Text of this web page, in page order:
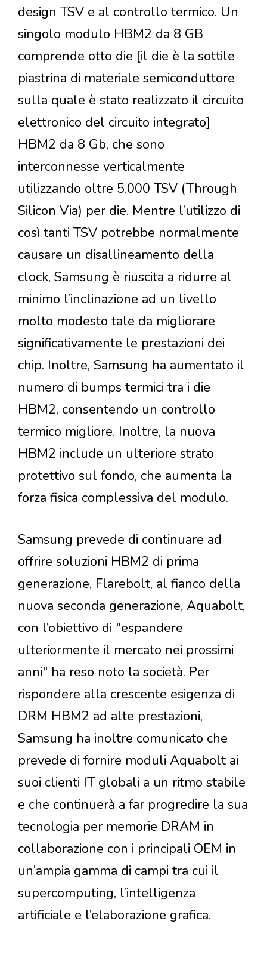
design TSV e al controllo termico. Un
singolo modulo HBM2 da 8 GB
comprende otto die [il die è la sottile
piastrina di materiale semiconduttore
sulla quale è stato realizzato il circuito
elettronico del circuito integrato]
HBM2 da 8 Gb, che sono
interconnesse verticalmente
utilizzando oltre 5.000 TSV (Through
Silicon Via) per die. Mentre l’utilizzo di
così tanti TSV potrebbe normalmente
causare un disallineamento della
clock, Samsung è riuscita a ridurre al
minimo l’inclinazione ad un livello
molto modesto tale da migliorare
significativamente le prestazioni dei
chip. Inoltre, Samsung ha aumentato il
numero di bumps termici tra i die
HBM2, consentendo un controllo
termico migliore. Inoltre, la nuova
HBM2 include un ulteriore strato
protettivo sul fondo, che aumenta la
forza fisica complessiva del modulo.
Samsung prevede di continuare ad
offrire soluzioni HBM2 di prima
generazione, Flarebolt, al fianco della
nuova seconda generazione, Aquabolt,
con l’obiettivo di "espandere
ulteriormente il mercato nei prossimi
anni" ha reso noto la società. Per
rispondere alla crescente esigenza di
DRM HBM2 ad alte prestazioni,
Samsung ha inoltre comunicato che
prevede di fornire moduli Aquabolt ai
suoi clienti IT globali a un ritmo stabile
e che continuerà a far progredire la sua
tecnologia per memorie DRAM in
collaborazione con i principali OEM in
un’ampia gamma di campi tra cui il
supercomputing, l’intelligenza
artificiale e l’elaborazione grafica.